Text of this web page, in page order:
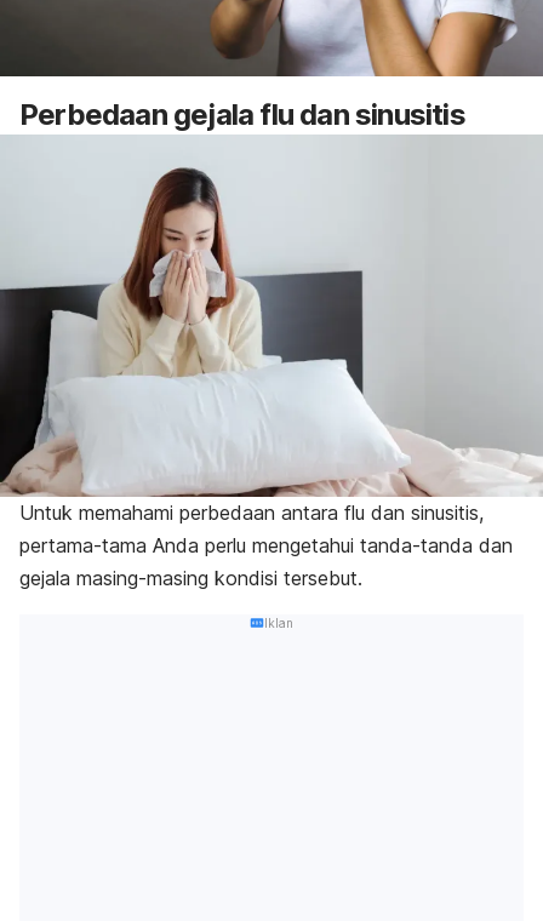
Perbedaan gejala flu dan sinusitis
Untuk memahami perbedaan antara flu dan sinusitis,
pertama-tama Anda perlu mengetahui tanda-tanda dan
gejala masing-masing kondisi tersebut.
Iklan